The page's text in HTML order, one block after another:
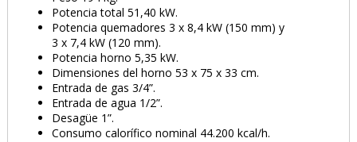
Potencia total 51,40 kW.
Potencia quemadores 3 x 8,4 kW (150 mm) y
3 x 7,4 kW (120 mm).
Potencia horno 5,35 kW.
Dimensiones del horno 53 x 75 x 33 cm.
Entrada de gas 3/4”.
Entrada de agua 1/2”.
Desagüe 1”.
Consumo calorífico nominal 44.200 kcal/h.